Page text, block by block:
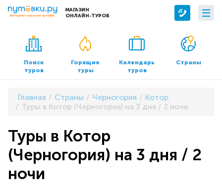
МАГАЗИН
ОНЛАЙН-ТУРОВ
Сервисы
Бронирование отелей
Трансфер
О компании
О нас
Контакты
Документы и реквизиты
Поиск
туров
Горящие
туры
Календарь
туров
Страны
Главная Страны Черногория
Котор
Туры в Котор (Черногория) на 3 дня / 2 ночи
Туры в Котор
(Черногория) на 3 дня / 2
ночи